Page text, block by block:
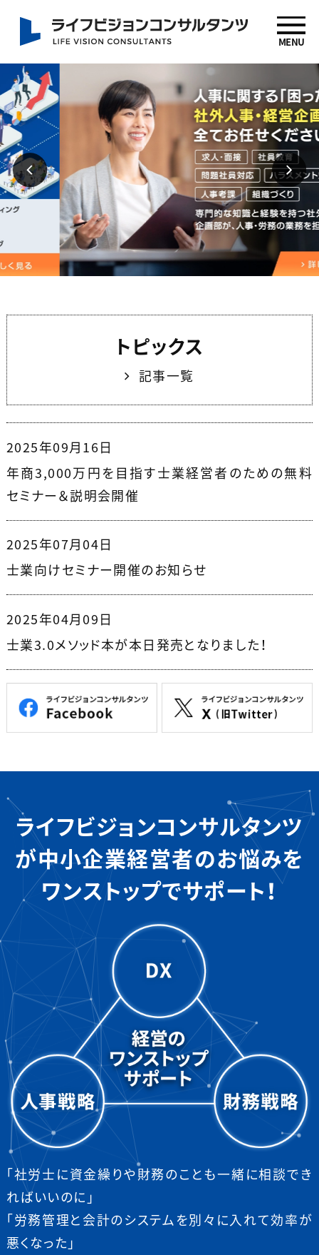
社労士 坂下信也 ライ
フビジョンコンサルタ
ンツ
MENU
トピックス
記事一覧
2025年09月16日
年商3,000万円を目指す士業経営者のための無料
セミナー＆説明会開催
2025年07月04日
士業向けセミナー開催のお知らせ
2025年04月09日
士業3.0メソッド本が本日発売となりました！
ライフビジョンコンサルタンツ
が中小企業経営者のお悩みを
ワンストップでサポート！
「社労士に資金繰りや財務のことも一緒に相談でき
ればいいのに」
「労務管理と会計のシステムを別々に入れて効率が
悪くなった」